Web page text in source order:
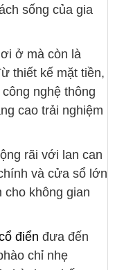
sống của gia
ở mà còn là
thiết kế mặt tiền,
nghệ thông
cao trải nghiệm
rãi với lan can
và cửa sổ lớn
cho không gian
điển đưa đến
chỉ nhẹ